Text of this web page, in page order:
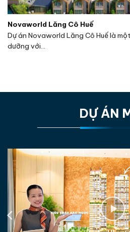
Novaworld Lăng Cô Huế
Dự án Novaworld Lăng Cô Huế là
dưỡng với...
DỰ ÁN